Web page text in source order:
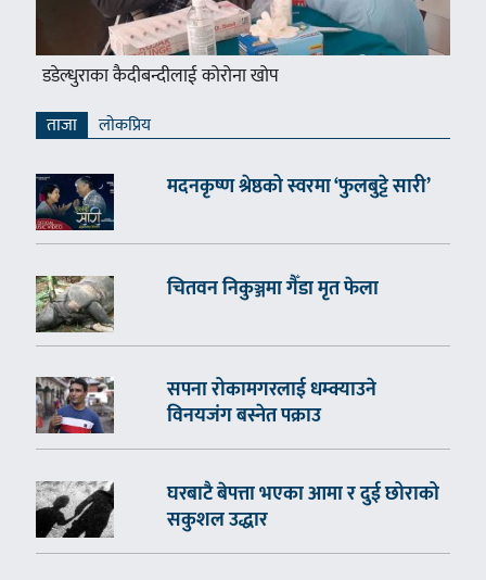
डडेल्धुराका कैदीबन्दीलाई कोरोना खोप
ताजा लाेकप्रिय
मदनकृष्ण श्रेष्ठको स्वरमा ‘फुलबुट्टे सारी’
चितवन निकुञ्जमा गैँडा मृत फेला
सपना रोकामगरलाई धम्क्याउने
विनयजंग बस्नेत पक्राउ
घरबाटै बेपत्ता भएका आमा र दुई छोराको
सकुशल उद्धार